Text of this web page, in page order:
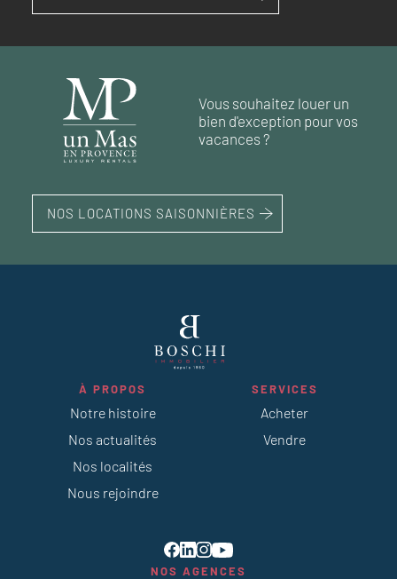
95 m²
87 m²
230 m²
112 m² terrain 4 120 m²Vous souhaitez louer un
bien d'exception pour vos
vacances ?
NOS LOCATIONS SAISONNIÈRES
À PROPOS
Notre histoire
Nos actualités
Nos localités
Nous rejoindre
SERVICES
Acheter
Vendre
NOS AGENCES